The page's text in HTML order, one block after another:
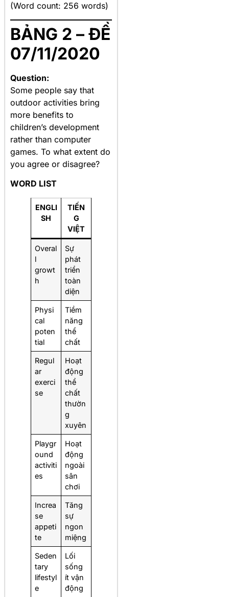
(Word count: 256 words)
BẢNG 2 – ĐỀ
07/11/2020
Question:
Some people say that
outdoor activities bring
more benefits to
children’s development
rather than computer
games. To what extent do
you agree or disagree?
WORD LIST
ENGLI
SH
TIẾN
G
VIỆT
Overal
l
growt
h
Sự
phát
triển
toàn
diện
Physi
cal
poten
tial
Tiềm
năng
thể
chất
Regul
ar
exerci
se
Hoạt
động
thể
chất
thườn
g
xuyên
Playgr
ound
activiti
es
Hoạt
động
ngoài
sân
chơi
Increa
se
appeti
te
Tăng
sự
ngon
miệng
Seden
tary
lifestyl
e
Lối
sống
ít vận
động